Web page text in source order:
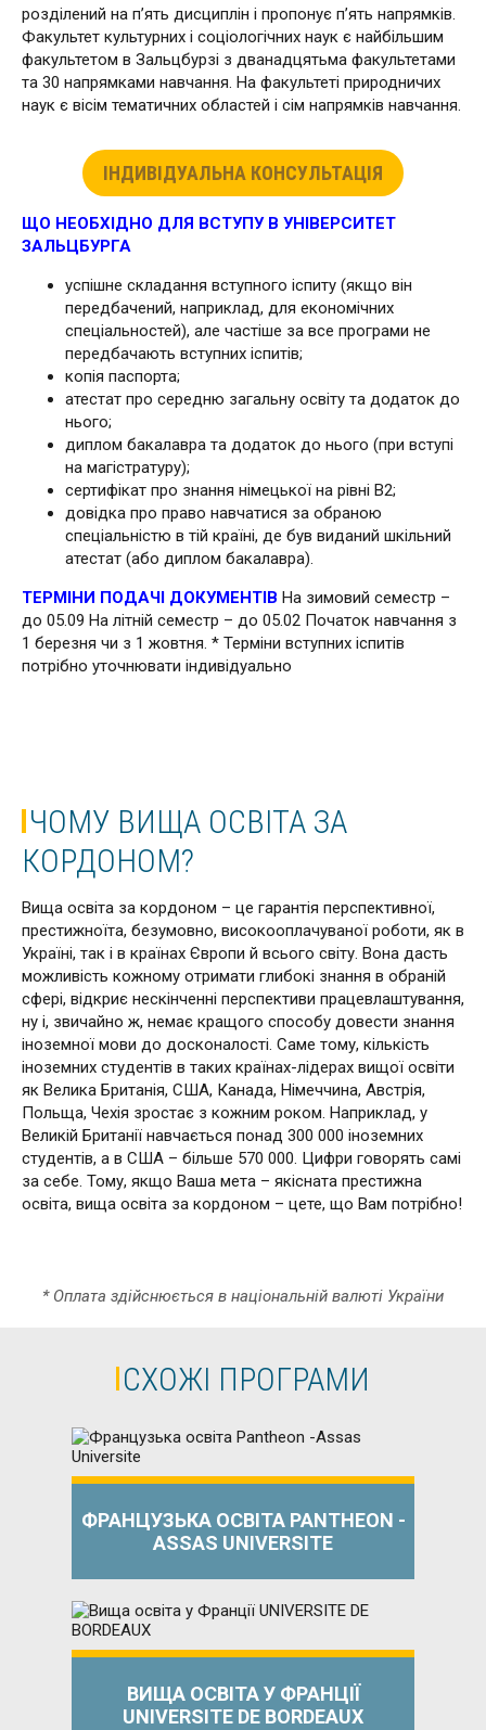
розділений на п’ять дисциплін і пропонує п’ять напрямків.
Факультет культурних і соціологічних наук є найбільшим
факультетом в Зальцбурзі з дванадцятьма факультетами
та 30 напрямками навчання. На факультеті природничих
наук є вісім тематичних областей і сім напрямків навчання.
ІНДИВІДУАЛЬНА КОНСУЛЬТАЦІЯ
ЩО НЕОБХІДНО ДЛЯ ВСТУПУ В УНІВЕРСИТЕТ
ЗАЛЬЦБУРГА
успішне складання вступного іспиту (якщо він
передбачений, наприклад, для економічних
спеціальностей), але частіше за все програми не
передбачають вступних іспитів;
копія паспорта;
атестат про середню загальну освіту та додаток до
нього;
диплом бакалавра та додаток до нього (при вступі
на магістратуру);
сертифікат про знання німецької на рівні В2;
довідка про право навчатися за обраною
спеціальністю в тій країні, де був виданий шкільний
атестат (або диплом бакалавра).
ТЕРМІНИ ПОДАЧІ ДОКУМЕНТІВ На зимовий семестр –
до 05.09 На літній семестр – до 05.02 Початок навчання з
1 березня чи з 1 жовтня. * Терміни вступних іспитів
потрібно уточнювати індивідуально
ЧОМУ ВИЩА ОСВІТА ЗА
КОРДОНОМ?
Вища освіта за кордоном – це гарантія перспективної,
престижноїта, безумовно, високооплачуваної роботи, як в
Україні, так і в країнах Європи й всього світу. Вона дасть
можливість кожному отримати глибокі знання в обраній
сфері, відкриє нескінченні перспективи працевлаштування,
ну і, звичайно ж, немає кращого способу довести знання
іноземної мови до досконалості. Саме тому, кількість
іноземних студентів в таких країнах-лідерах вищої освіти
як Велика Британія, США, Канада, Німеччина, Австрія,
Польща, Чехія зростає з кожним роком. Наприклад, у
Великій Британії навчається понад 300 000 іноземних
студентів, а в США – більше 570 000. Цифри говорять самі
за себе. Тому, якщо Ваша мета – якісната престижна
освіта, вища освіта за кордоном – цете, що Вам потрібно!
* Оплата здійснюється в національній валюті України
СХОЖІ ПРОГРАМИ
ФРАНЦУЗЬКА ОСВІТА PANTHEON -
ASSAS UNIVERSITE
ВИЩА ОСВІТА У ФРАНЦІЇ
UNIVERSITE DE BORDEAUX